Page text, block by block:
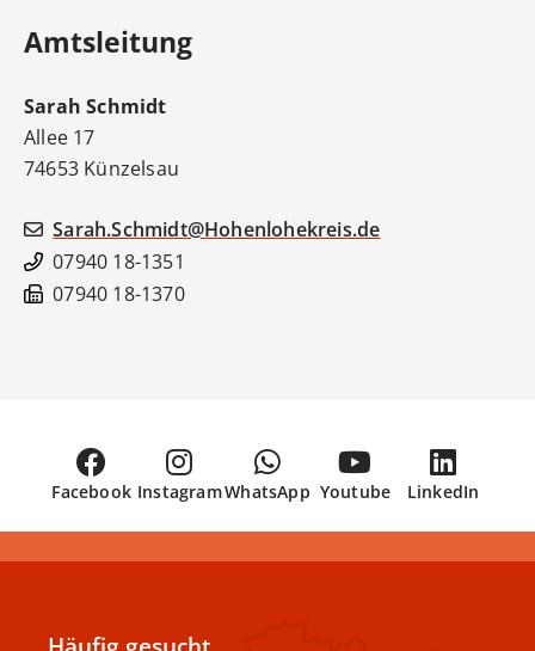
Amtsleitung
Sarah Schmidt
Allee 17
74653 Künzelsau
Sarah.Schmidt@Hohenlohekreis.de
07940 18-1351
07940 18-1370
Facebook InstagramWhatsApp Youtube LinkedIn